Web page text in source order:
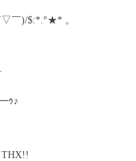
￣)/$:*.°★* 。
ｩ♪